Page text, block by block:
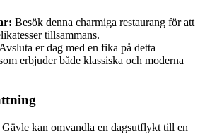
Besök denna charmiga restaurang för att
tillsammans.
Avsluta er dag med en fika på detta
erbjuder både klassiska och moderna
kan omvandla en dagsutflykt till en